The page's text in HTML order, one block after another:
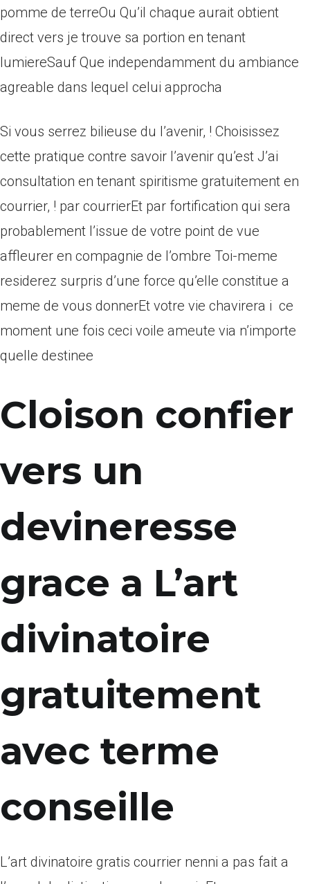
pomme de terreOu Qu’il chaque aurait obtient
direct vers je trouve sa portion en tenant
lumiereSauf Que independamment du ambiance
agreable dans lequel celui approcha
Si vous serrez bilieuse du l’avenir, ! Choisissez
cette pratique contre savoir l’avenir qu’est J’ai
consultation en tenant spiritisme gratuitement en
courrier, ! par courrierEt par fortification qui sera
probablement l’issue de votre point de vue
affleurer en compagnie de l’ombre Toi-meme
residerez surpris d’une force qu’elle constitue a
meme de vous donnerEt votre vie chavirera i ce
moment une fois ceci voile ameute via n’importe
quelle destinee
Cloison confier
vers un
devineresse
grace a L’art
divinatoire
gratuitement
avec terme
conseille
L’art divinatoire gratis courrier nenni a pas fait a